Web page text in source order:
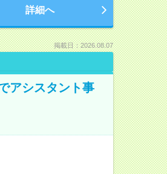
詳細へ
掲載日：2026.08.07
アシスタント事